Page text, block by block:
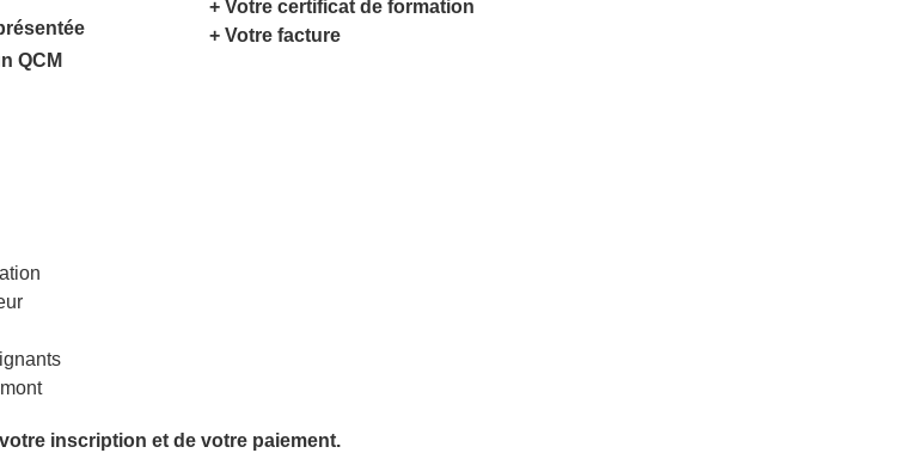
QCM
+ Votre certificat de formation
+ Votre facture
inscription et de votre paiement.